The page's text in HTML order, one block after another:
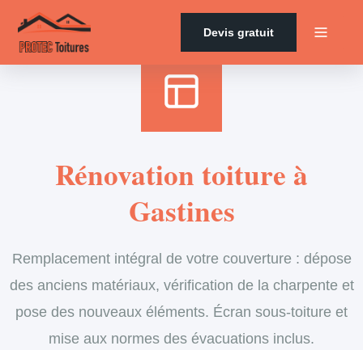
Devis gratuit
Rénovation toiture à
Gastines
Remplacement intégral de votre couverture : dépose
des anciens matériaux, vérification de la charpente et
pose des nouveaux éléments. Écran sous-toiture et
mise aux normes des évacuations inclus.